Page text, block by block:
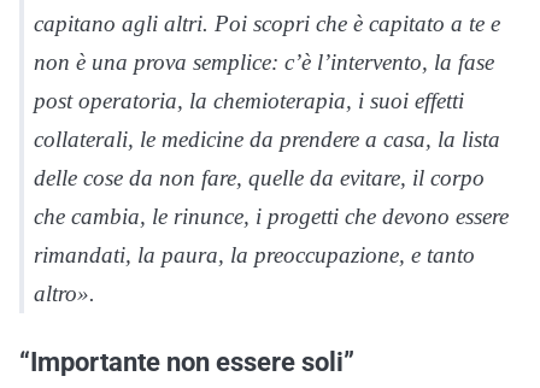
capitano agli altri. Poi scopri che è capitato a te e
non è una prova semplice: c’è l’intervento, la fase
post operatoria, la chemioterapia, i suoi effetti
collaterali, le medicine da prendere a casa, la lista
delle cose da non fare, quelle da evitare, il corpo
che cambia, le rinunce, i progetti che devono essere
rimandati, la paura, la preoccupazione, e tanto
altro».
“Importante non essere soli”